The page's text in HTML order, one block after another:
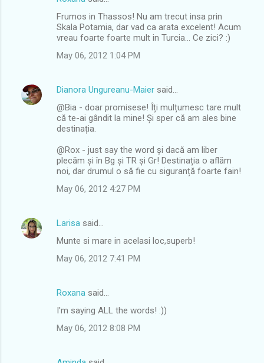
Frumos in Thassos! Nu am trecut insa prin
Skala Potamia, dar vad ca arata excelent! Acum
vreau foarte foarte mult in Turcia... Ce zici? :)
May 06, 2012 1:04 PM
Dianora Ungureanu-Maier said…
@Bia - doar promisese! Îți mulțumesc tare mult
că te-ai gândit la mine! Și sper că am ales bine
destinația.
@Rox - just say the word și dacă am liber
plecăm și în Bg și TR și Gr! Destinația o aflăm
noi, dar drumul o să fie cu siguranță foarte fain!
May 06, 2012 4:27 PM
Larisa said…
Munte si mare in acelasi loc,superb!
May 06, 2012 7:41 PM
Roxana said…
I'm saying ALL the words! :))
May 06, 2012 8:08 PM